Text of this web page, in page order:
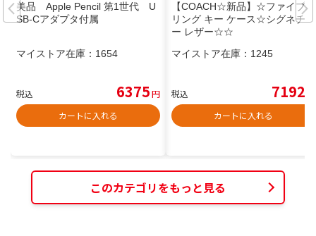
美品 Apple Pencil 第1世代 U
SB-Cアダプタ付属
マイストア在庫： 1654
税込 6375円
カートに入れる
【COACH☆新品】☆ファイブ
リング キー ケース☆シグネチャ
ー レザー☆☆
マイストア在庫： 1245
税込 7192
カートに入れる
このカテゴリをもっと見る